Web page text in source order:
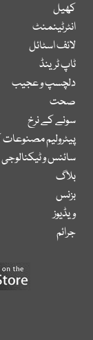
کھیل
انٹرٹینمنٹ
لائف اسٹائل
ٹاپ ٹرینڈ
دلچسپ و عجیب
صحت
سونے کے نرخ
پیٹرولیم
سائنس و ٹیکنالوجی
بلاگ
بزنس
ویڈیوز
جرائم